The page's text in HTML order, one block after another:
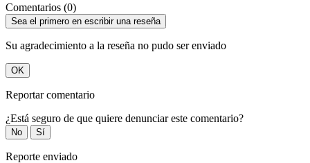
Comentarios (0)
Sea el primero en escribir una reseña
Su agradecimiento a la reseña no pudo ser enviado
OK
Reportar comentario
¿Está seguro de que quiere denunciar este comentario?
No Sí
Reporte enviado